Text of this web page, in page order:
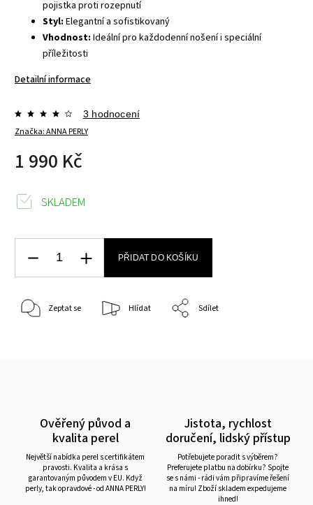
pojistka proti rozepnutí
Styl: Elegantní a sofistikovaný
Vhodnost: Ideální pro každodenní nošení i speciální
příležitosti
Detailní informace
Značka:ANNA PERLY
3 hodnocení
1 990 Kč
SKLADEM
PŘIDAT DO KOŠÍKU
Zeptat se Hlídat Sdílet
Ověřený původ a
kvalita perel
Největší nabídka perel s certifikátem
pravosti. Kvalita a krása s
garantovaným původem v EU. Když
perly, tak opravdové - od ANNA PERLY!
Jistota, rychlost
doručení, lidský přístup
Potřebujete poradit s výběrem?
Preferujete platbu na dobírku? Spojte
se s námi - rádi vám připravíme řešení
na míru! Zboží skladem expedujeme
ihned!